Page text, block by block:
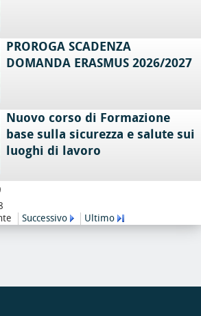
PROROGA SCADENZA
DOMANDA ERASMUS 2026/2027
Nuovo corso di Formazione
base sulla sicurezza e salute sui
luoghi di lavoro
Successivo Ultimo